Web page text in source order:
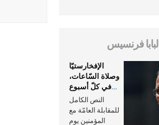
البابا فرنسيس
الإفخارستيّا
وصلاة السّاعات،
في كلّ أسبوع
وكلّ يوم، هما
النَّفَس في حياة
الكنيسة
النص الكامل
للمقابلة العامّة مع
المؤمنين يوم